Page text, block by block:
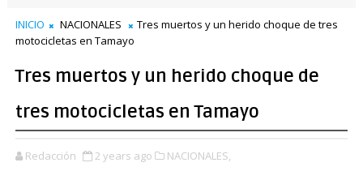
INICIO NACIONALES
Tres muertos y un herido choque de tres
motocicletas en Tamayo
Tres muertos y un herido choque de
tres motocicletas en Tamayo
Redacción 2 years ago NACIONALES,